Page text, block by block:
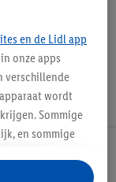
en de Lidl app
onze apps
verschillende
wordt
Sommige
en sommige
en